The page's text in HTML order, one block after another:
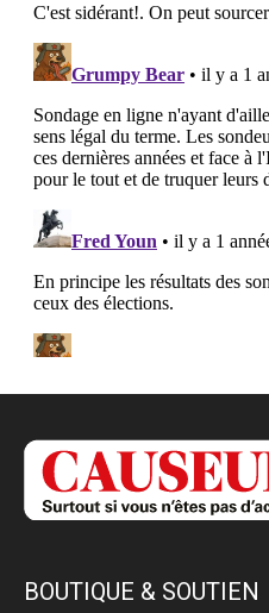
BOUTIQUE & SOUTIEN